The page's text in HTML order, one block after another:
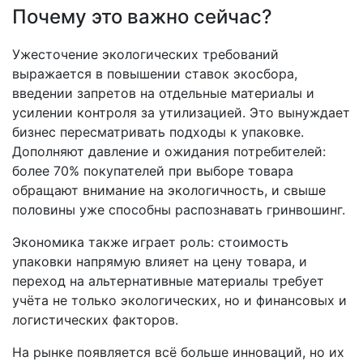
Почему это важно сейчас?
Ужесточение экологических требований
выражается в повышении ставок экосбора,
введении запретов на отдельные материалы и
усилении контроля за утилизацией. Это вынуждает
бизнес пересматривать подходы к упаковке.
Дополняют давление и ожидания потребителей:
более 70% покупателей при выборе товара
обращают внимание на экологичность, и свыше
половины уже способны распознавать гринвошинг.
Экономика также играет роль: стоимость
упаковки напрямую влияет на цену товара, и
переход на альтернативные материалы требует
учёта не только экологических, но и финансовых и
логистических факторов.
На рынке появляется всё больше инноваций, но их